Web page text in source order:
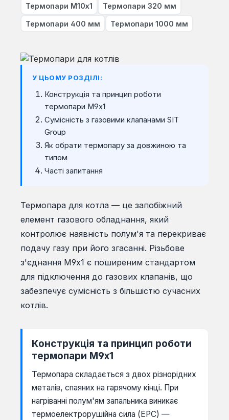
Термопари М10х1 Термопари 320 мм
Термопари 400 мм Термопари 1000 мм
У ЦЬОМУ РОЗДІЛІ:
Конструкція та принцип роботи
термопари М9х1
Сумісність з газовими клапанами SIT
Group
Як обрати термопару за довжиною та
типом
Часті запитання
Термопара для котла — це запобіжний
елемент газового обладнання, який
контролює наявність полум'я та перекриває
подачу газу при його згасанні. Різьбове
з'єднання М9х1 є поширеним стандартом
для підключення до газових клапанів, що
забезпечує сумісність з більшістю сучасних
котлів.
Конструкція та принцип роботи
термопари М9х1
Термопара складається з двох різнорідних
металів, спаяних на гарячому кінці. При
нагріванні полум'ям запальника виникає
термоелектрорушійна сила (ЕРС) —